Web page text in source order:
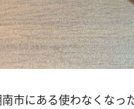
市にある使わなくなっ